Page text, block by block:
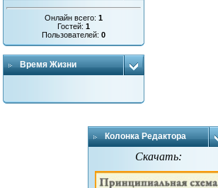
Онлайн всего:1
Гостей:1
Пользователей:0
Время Жизни
Колонка Редактора
Скачать: